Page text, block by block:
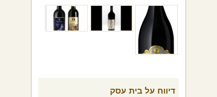
דיווח על בית עסק